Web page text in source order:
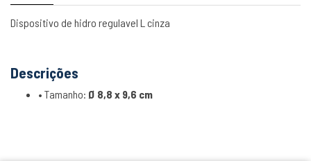
Dispositivo de hidro regulavel L cinza
Descrições
• Tamanho: Ø 8,8 x 9,6 cm